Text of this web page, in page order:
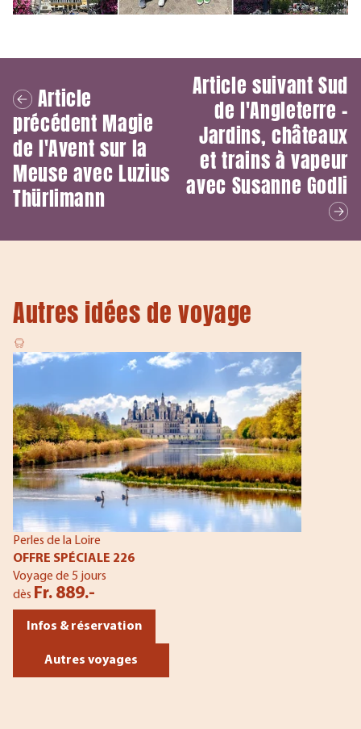
Article
précédent Magie
de l'Avent sur la
Meuse avec Luzius
Thürlimann
Article suivantSud
de l'Angleterre –
Jardins, châteaux
et trains à vapeur
avec Susanne Godli
Autres idées de voyage
Perles de la Loire
OFFRE SPÉCIALE 226
Voyage de 5 jours
dès Fr. 889.-
Infos & réservation
Autres voyages